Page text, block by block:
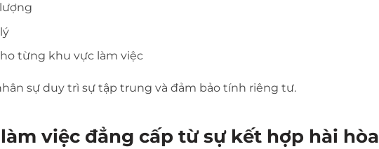
từng khu vực làm việc
sự duy trì sự tập trung và đảm bảo tính riêng tư.
việc đẳng cấp từ sự kết hợp hài hòa